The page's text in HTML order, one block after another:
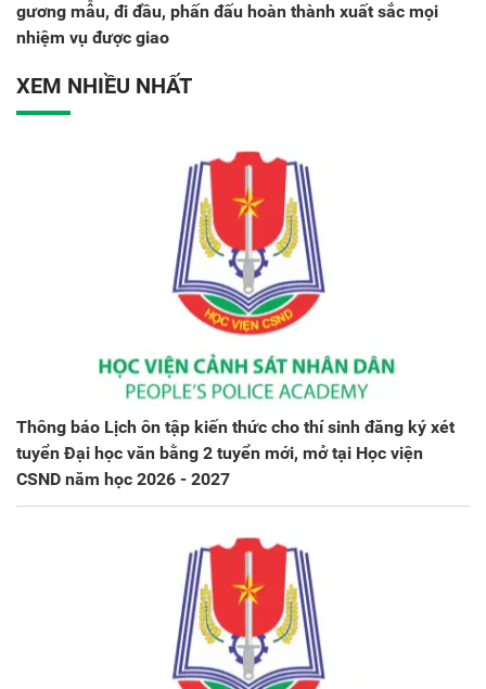
gương mẫu, đi đầu, phấn đấu hoàn thành xuất sắc mọi
nhiệm vụ được giao
XEM NHIỀU NHẤT
Thông báo Lịch ôn tập kiến thức cho thí sinh đăng ký xét
tuyển Đại học văn bằng 2 tuyển mới, mở tại Học viện
CSND năm học 2026 - 2027